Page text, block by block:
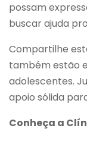
possam
buscar ajuda
Compartilhe
também estão
adolescentes.
apoio sólida
Conheça a